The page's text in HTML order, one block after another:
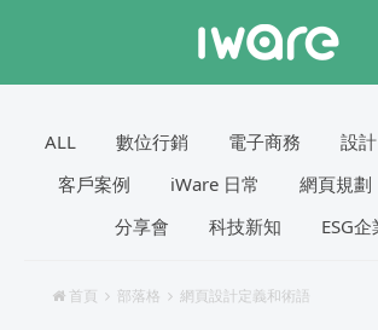
ALL 數位行銷 電子商務 設計
客戶案例
iWare 日常 網頁規劃
分享會
科技新知 ESG
首頁 部落格 網頁設計定義和術語